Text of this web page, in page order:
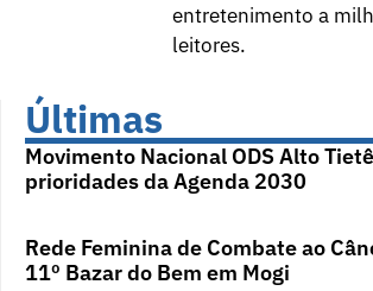
entretenimento a
leitores.
Últimas
Movimento Nacional ODS Alto
prioridades da Agenda 2030
Rede Feminina de Combate ao
11º Bazar do Bem em Mogi